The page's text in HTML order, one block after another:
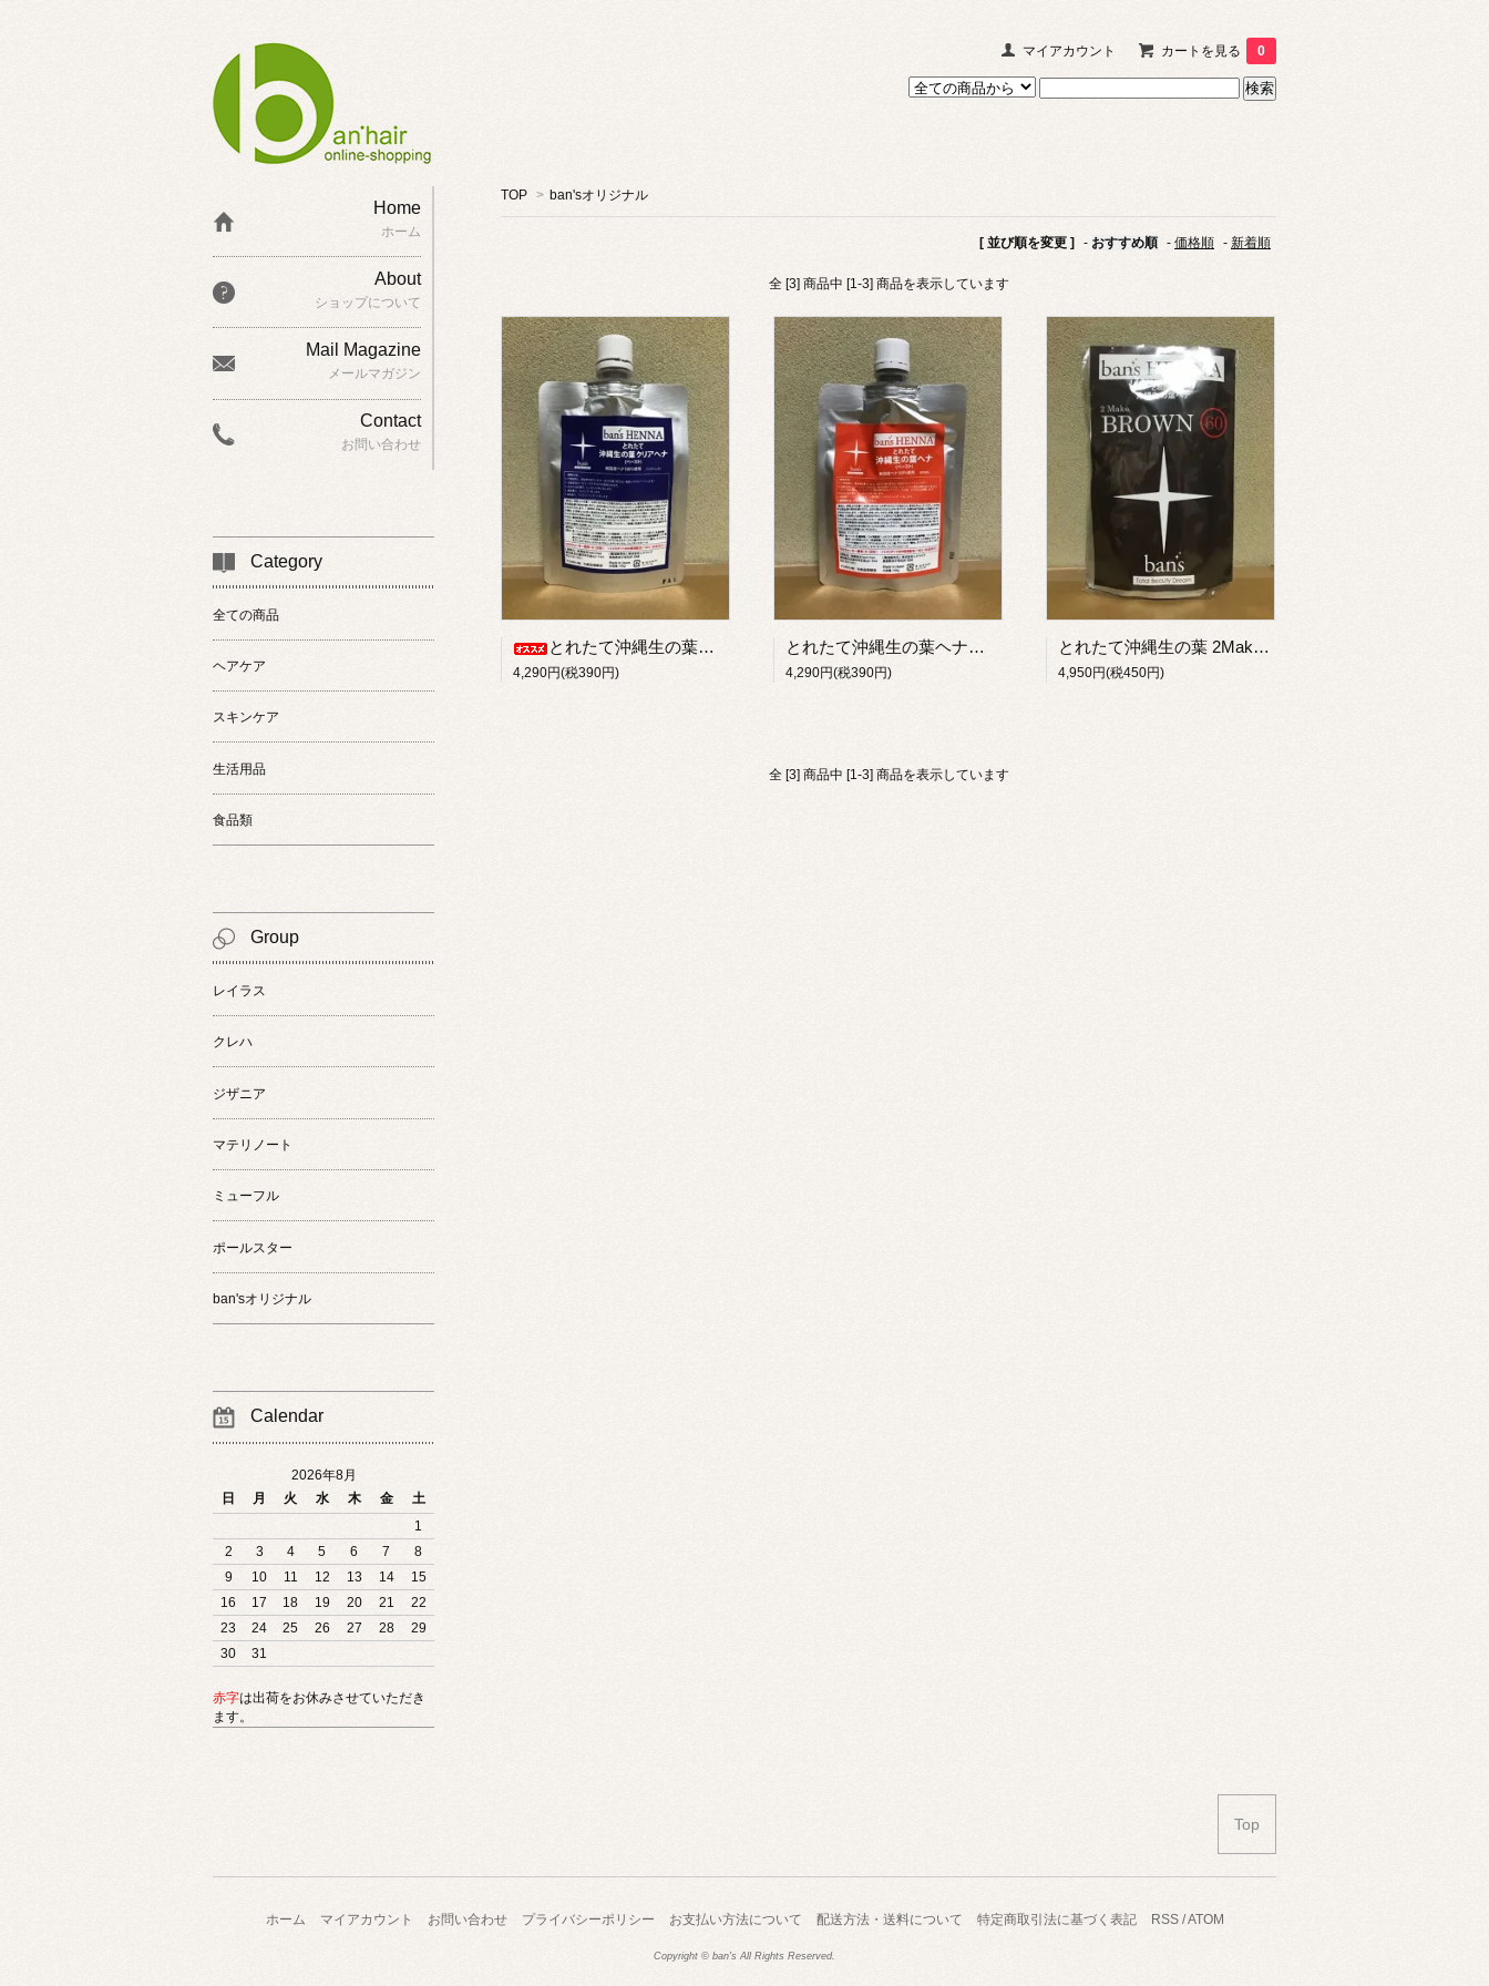
マイアカウント カートを見る 0
TOP > ban'sオリジナル
[ 並び順を変更 ] - おすすめ順 - 価格順 - 新着順
全 [3] 商品中 [1-3] 商品を表示しています
とれたて沖縄生の葉クリアヘナ（ペースト）ヘアパック
4,290円(税390円)
とれたて沖縄生の葉ヘナ（ペースト）染毛料
4,290円(税390円)
とれたて沖縄生の葉 2Make BROWN 60（ペースト＆パウダー）染毛料
4,950円(税450円)
全 [3] 商品中 [1-3] 商品を表示しています
Home
ホーム
About
ショップについて
Mail Magazine
メールマガジン
Contact
お問い合わせ
Category
全ての商品
ヘアケア
スキンケア
生活用品
食品類
Group
レイラス
クレハ
ジザニア
マテリノート
ミューフル
ポールスター
ban'sオリジナル
Calendar
2026年8月
日
月 火 水 木 金
土
1
2
3 4 5 6 7
8
9
10 11 12 13 14
15
16
17 18 19 20 21
22
23
24 25 26 27 28
29
30
31
赤字は出荷をお休みさせていただき
ます。
Top
ホーム マイアカウント お問い合わせ プライバシーポリシー お支払い方法について 配送方法・送料について 特定商取引法に基づく表記 RSS/ATOM
Copyright © ban's All Rights Reserved.